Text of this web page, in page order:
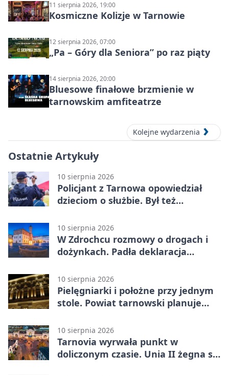
11 sierpnia 2026, 19:00
Kosmiczne Kolizje w Tarnowie
12 sierpnia 2026, 07:00
„Pa – Góry dla Seniora” po raz piąty
14 sierpnia 2026, 20:00
Bluesowe finałowe brzmienie w
tarnowskim amfiteatrze
Kolejne wydarzenia
Ostatnie Artykuły
10 sierpnia 2026
Policjant z Tarnowa opowiedział
dzieciom o służbie. Był też
10 sierpnia 2026
W Zdrochcu rozmowy o drogach i
dożynkach. Padła deklaracja
10 sierpnia 2026
Pielęgniarki i położne przy jednym
stole. Powiat tarnowski planuje
10 sierpnia 2026
Tarnovia wyrwała punkt w
doliczonym czasie. Unia II żegna się